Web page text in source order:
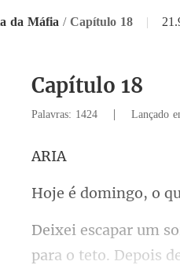
da Máfia / Capítulo 18 |
Capítulo 18
Palavras: 1424 | Lançado
R
ois